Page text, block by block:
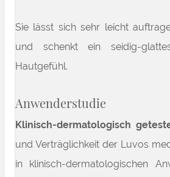
Sie lässt sich sehr leicht
und schenkt ein seidig-
Hautgefühl.
Anwenderstudie
Klinisch-dermatologisch
und Verträglichkeit der Luvos
in klinisch-dermatologischen